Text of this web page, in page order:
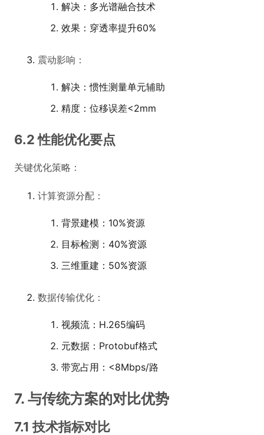
解决：多光谱融合技术
效果：穿透率提升60%
震动影响：
解决：惯性测量单元辅助
精度：位移误差<2mm
6.2 性能优化要点
关键优化策略：
计算资源分配：
背景建模：10%资源
目标检测：40%资源
三维重建：50%资源
数据传输优化：
视频流：H.265编码
元数据：Protobuf格式
带宽占用：<8Mbps/路
7. 与传统方案的对比优势
7.1 技术指标对比